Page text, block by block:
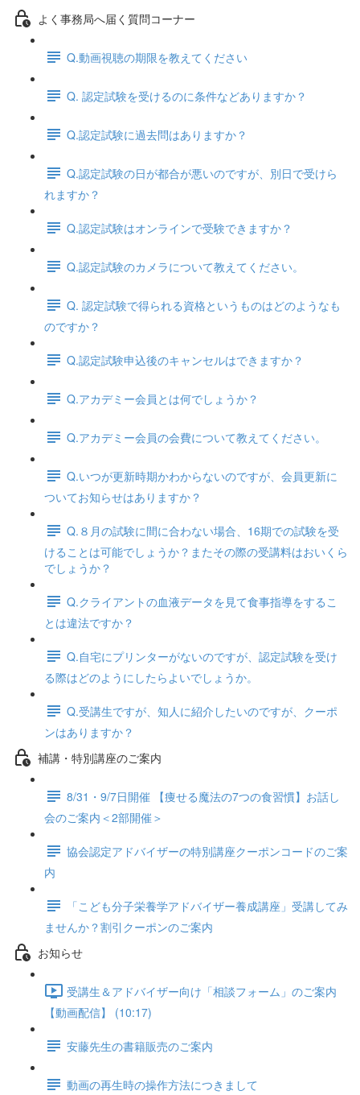
よく事務局へ届く質問コーナー
Q.動画視聴の期限を教えてください
Q. 認定試験を受けるのに条件などありますか？
Q.認定試験に過去問はありますか？
Q.認定試験の日が都合が悪いのですが、別日で受けら
れますか？
Q.認定試験はオンラインで受験できますか？
Q.認定試験のカメラについて教えてください。
Q. 認定試験で得られる資格というものはどのようなも
のですか？
Q.認定試験申込後のキャンセルはできますか？
Q.アカデミー会員とは何でしょうか？
Q.アカデミー会員の会費について教えてください。
Q.いつが更新時期かわからないのですが、会員更新に
ついてお知らせはありますか？
Q.８月の試験に間に合わない場合、16期での試験を受
けることは可能でしょうか？またその際の受講料はおいくら
でしょうか？
Q.クライアントの血液データを見て食事指導をするこ
とは違法ですか？
Q.自宅にプリンターがないのですが、認定試験を受け
る際はどのようにしたらよいでしょうか。
Q.受講生ですが、知人に紹介したいのですが、クーポ
ンはありますか？
補講・特別講座のご案内
8/31・9/7日開催 【痩せる魔法の7つの食習慣】お話し
会のご案内＜2部開催＞
協会認定アドバイザーの特別講座クーポンコードのご案
内
「こども分子栄養学アドバイザー養成講座」受講してみ
ませんか？割引クーポンのご案内
お知らせ
受講生＆アドバイザー向け「相談フォーム」のご案内
【動画配信】 (10:17)
安藤先生の書籍販売のご案内
動画の再生時の操作方法につきまして